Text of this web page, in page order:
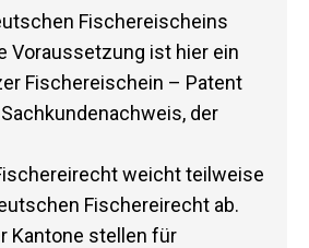
Fischereischeins
Voraussetzung ist hier ein
Fischereischein – Patent
der
weicht teilweise
Fischereirecht ab.
Kantone stellen für